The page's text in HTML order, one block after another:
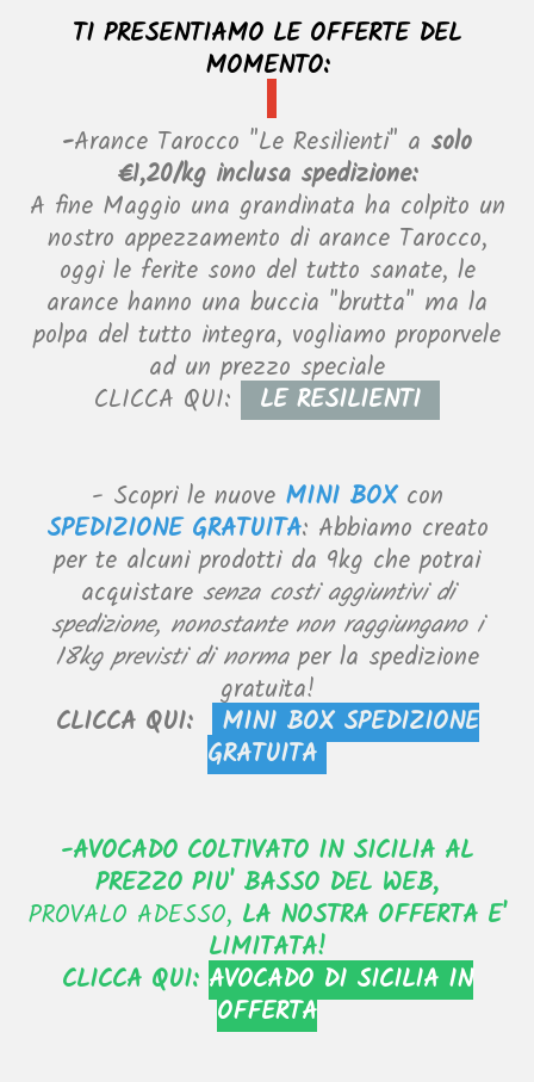
TI PRESENTIAMO LE OFFERTE DEL
MOMENTO:
-Arance Tarocco "Le Resilienti" a solo
€1,20/kg inclusa spedizione:
A fine Maggio una grandinata ha colpito un
nostro appezzamento di arance Tarocco,
oggi le ferite sono del tutto sanate, le
arance hanno una buccia "brutta" ma la
polpa del tutto integra, vogliamo proporvele
ad un prezzo speciale
CLICCA QUI:
LE RESILIENTI
- Scopri le nuove MINI BOXcon
SPEDIZIONE GRATUITA: Abbiamo creato
per te alcuni prodotti da 9kg che potrai
acquistare senza costi aggiuntivi di
spedizione, nonostante non raggiungano i
18kg previsti di normaper la spedizione
gratuita!
CLICCA QUI:
MINI BOX SPEDIZIONE
GRATUITA
-AVOCADO COLTIVATO IN SICILIA AL
PREZZO PIU' BASSO DEL WEB,
PROVALO ADESSO, LA NOSTRA OFFERTA E'
LIMITATA!
CLICCA QUI: AVOCADO DI SICILIA IN
OFFERTA